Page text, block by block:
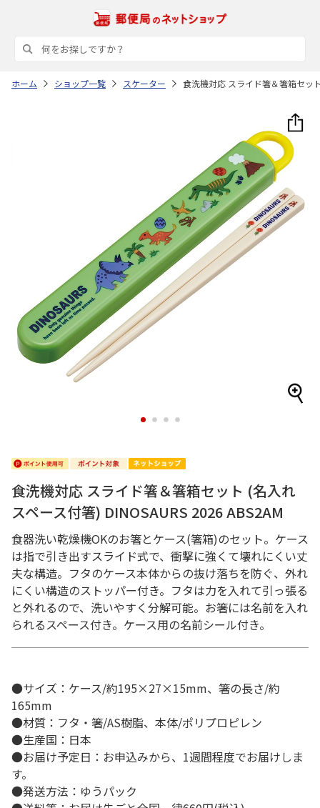
ホーム ショップ一覧 スケーター 食洗機対応 スライド箸＆箸箱セッ
1 2 3 4
食洗機対応 スライド箸＆箸箱セット (名入れ
スペース付箸) DINOSAURS 2026 ABS2AM
食器洗い乾燥機OKのお箸とケース(箸箱)のセット。ケース
は指で引き出すスライド式で、衝撃に強くて壊れにくい丈
夫な構造。フタのケース本体からの抜け落ちを防ぐ、外れ
にくい構造のストッパー付き。フタは力を入れて引っ張る
と外れるので、洗いやすく分解可能。お箸には名前を入れ
られるスペース付き。ケース用の名前シール付き。
●サイズ：ケース/約195×27×15mm、箸の長さ/約
165mm
●材質：フタ・箸/AS樹脂、本体/ポリプロピレン
●生産国：日本
●お届け予定日：お申込みから、1週間程度でお届けしま
す。
●発送方法：ゆうパック